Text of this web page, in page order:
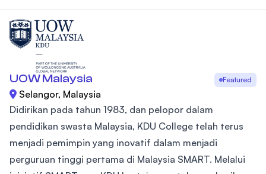
UOW Malaysia Featured
Selangor, Malaysia
Didirikan pada tahun 1983, dan pelopor dalam
pendidikan swasta Malaysia, KDU College telah terus
menjadi pemimpin yang inovatif dalam menjadi
perguruan tinggi pertama di Malaysia SMART. Melalui